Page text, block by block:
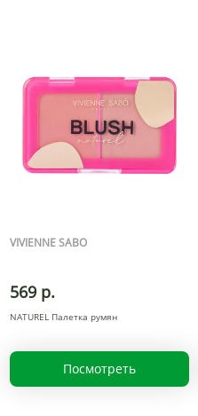
VIVIENNE SABO
569 р.
NATUREL Палетка румян
Посмотреть